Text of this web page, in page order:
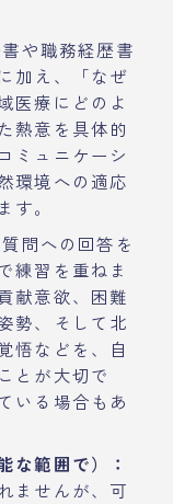
や職務経歴書
加え、「なぜ
医療にどのよ
熱意を具体的
ミュニケーシ
環境への適応
す。
問への回答を
練習を重ねま
献意欲、困難
勢、そして北
悟などを、自
とが大切で
いる場合もあ
な範囲で）：
ませんが、可